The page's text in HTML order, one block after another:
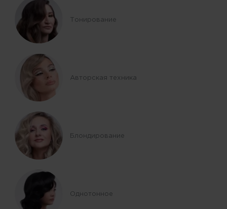
Тонирование
Авторская техника
Блондирование
Однотонное